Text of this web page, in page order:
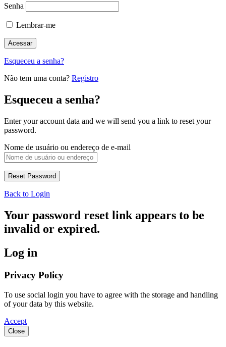
Senha
Lembrar-me
Esqueceu a senha?
Não tem uma conta? Registro
Esqueceu a senha?
Enter your account data and we will send you a link to reset your
password.
Nome de usuário ou endereço de e-mail
Back to Login
Your password reset link appears to be
invalid or expired.
Log in
Privacy Policy
To use social login you have to agree with the storage and handling
of your data by this website.
Accept
Close